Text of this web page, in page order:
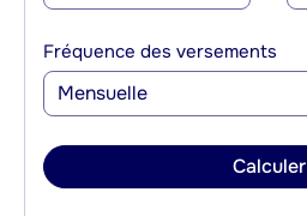
Fréquence des versements
Mensuelle
Calculer